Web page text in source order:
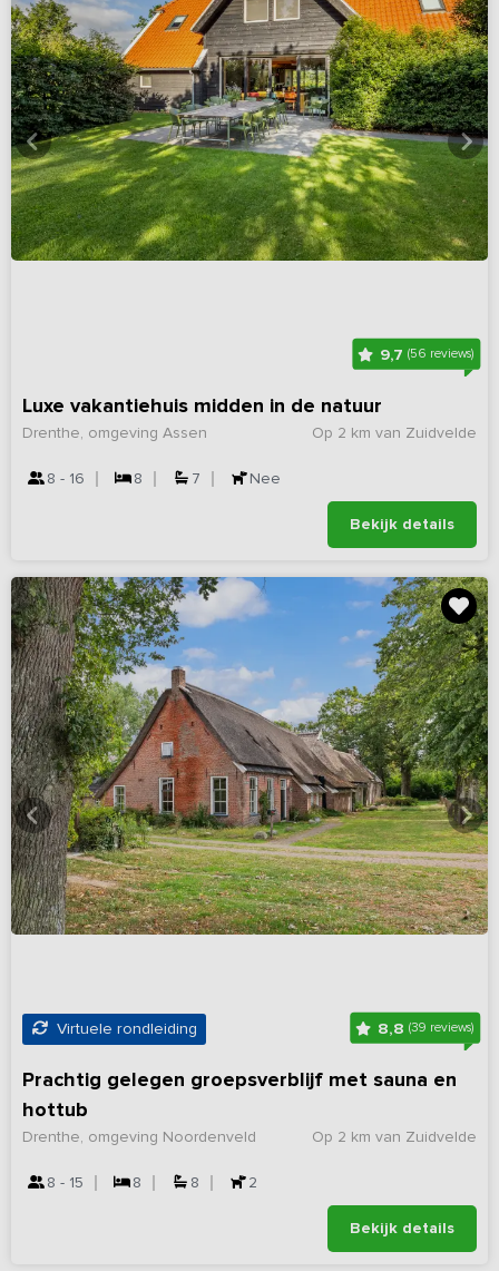
9,7 (56 reviews)
Luxe vakantiehuis midden in de natuur
Op 2 km van Zuidvelde
Drenthe, omgeving Assen
8 - 16 8 7 Nee
Bekijk details
Virtuele rondleiding 8,8 (39 reviews)
Prachtig gelegen groepsverblijf met sauna en
hottub
Op 2 km van Zuidvelde
Drenthe, omgeving Noordenveld
8 - 15 8 8 2
Bekijk details